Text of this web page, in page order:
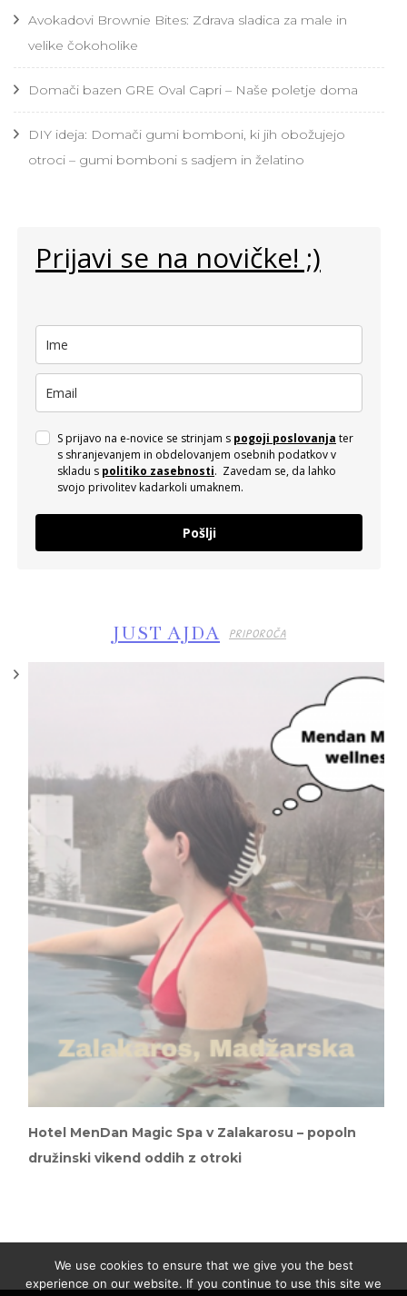
Avokadovi Brownie Bites: Zdrava sladica za male in
velike čokoholike
Domači bazen GRE Oval Capri – Naše poletje doma
DIY ideja: Domači gumi bomboni, ki jih obožujejo
otroci – gumi bomboni s sadjem in želatino
Prijavi se na novičke! ;)
S prijavo na e-novice se strinjam s pogoji poslovanja ter
s shranjevanjem in obdelovanjem osebnih podatkov v
skladu s politiko zasebnosti. Zavedam se, da lahko
svojo privolitev kadarkoli umaknem.
Pošlji
JUST AJDA PRIPOROČA
Hotel MenDan Magic Spa v Zalakarosu – popoln
družinski vikend oddih z otroki
We use cookies to ensure that we give you the best
experience on our website. If you continue to use this site we